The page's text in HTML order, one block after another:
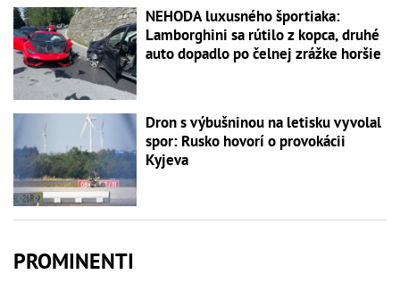
NEHODA luxusného športiaka:
Lamborghini sa rútilo z kopca, druhé
auto dopadlo po čelnej zrážke horšie
Dron s výbušninou na letisku vyvolal
spor: Rusko hovorí o provokácii
Kyjeva
PROMINENTI